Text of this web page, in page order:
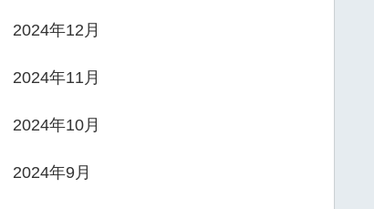
2024年12月
2024年11月
2024年10月
2024年9月